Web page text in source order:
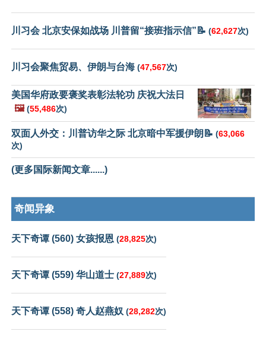
川习会 北京安保如战场 川普留“接班指示信”📝 (62,627次)
川习会聚焦贸易、伊朗与台海 (47,567次)
美国华府政要褒奖表彰法轮功 庆祝大法日
🖼️ (55,486次)
双面人外交：川普访华之际 北京暗中军援伊朗📝 (63,066
次)
(更多国际新闻文章......)
奇闻异象
天下奇谭 (560) 女孩报恩 (28,825次)
天下奇谭 (559) 华山道士 (27,889次)
天下奇谭 (558) 奇人赵燕奴 (28,282次)